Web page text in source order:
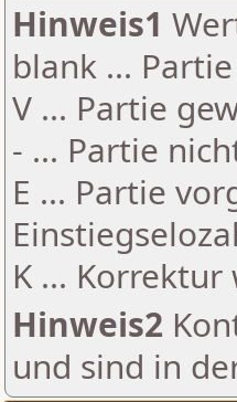
Hinweis1
blank ...
V ... Partie
- ... Partie
E ... Partie
K ...
Hinweis2
und sind in